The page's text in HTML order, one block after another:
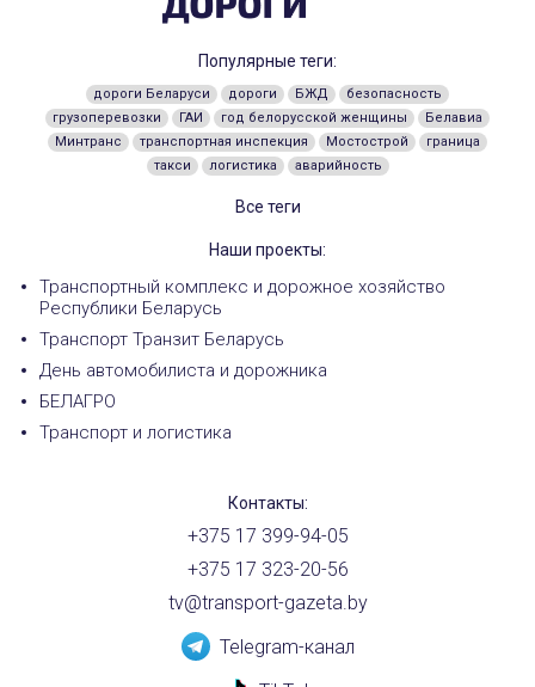
Популярные теги:
дороги Беларуси дороги БЖД
безопасность
грузоперевозки
ГАИ год белорусской женщины
Белавиа
Минтранс
транспортная инспекция Мостострой
граница
такси
логистика аварийность
Все теги
Наши проекты:
Транспортный комплекс и дорожное хозяйство
Республики Беларусь
Транспорт Транзит Беларусь
День автомобилиста и дорожника
БЕЛАГРО
Транспорт и логистика
Контакты:
+375 17 399-94-05
+375 17 323-20-56
tv@transport-gazeta.by
Telegram-канал